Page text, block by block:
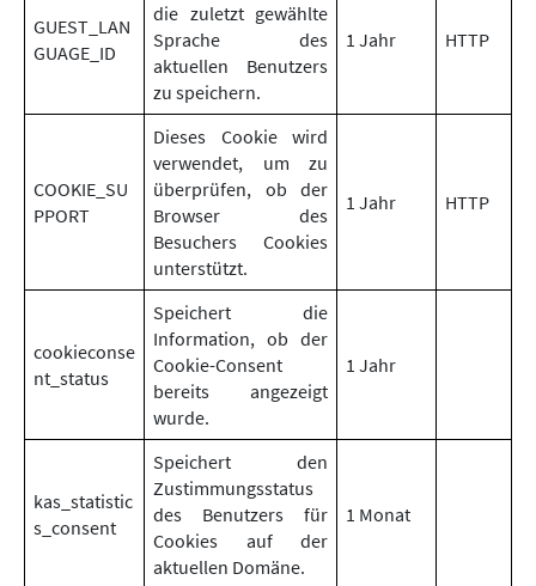
GUEST_LAN
GUAGE_ID
die zuletzt gewählte
Sprache des
aktuellen Benutzers
zu speichern.
1 Jahr HTTP
COOKIE_SU
PPORT
Dieses Cookie wird
verwendet, um zu
überprüfen, ob der
Browser des
Besuchers Cookies
unterstützt.
1 Jahr HTTP
cookieconse
nt_status
Speichert die
Information, ob der
Cookie-Consent
bereits angezeigt
wurde.
1 Jahr
kas_statistic
s_consent
Speichert den
Zustimmungsstatus
des Benutzers für
Cookies auf der
aktuellen Domäne.
1 Monat